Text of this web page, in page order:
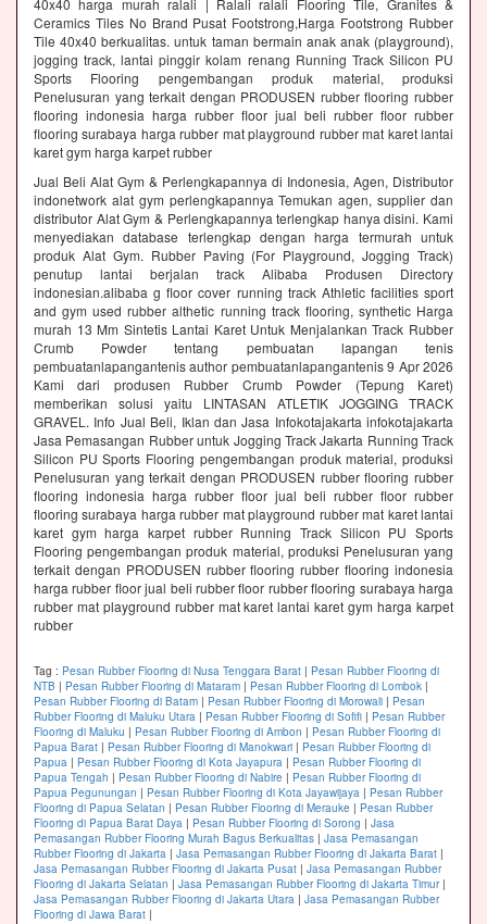
40x40 harga murah ralali | Ralali ralali Flooring Tile, Granites &
Ceramics Tiles No Brand Pusat Footstrong,Harga Footstrong Rubber
Tile 40x40 berkualitas. untuk taman bermain anak anak (playground),
jogging track, lantai pinggir kolam renang Running Track Silicon PU
Sports Flooring pengembangan produk material, produksi
Penelusuran yang terkait dengan PRODUSEN rubber flooring rubber
flooring indonesia harga rubber floor jual beli rubber floor rubber
flooring surabaya harga rubber mat playground rubber mat karet lantai
karet gym harga karpet rubber
Jual Beli Alat Gym & Perlengkapannya di Indonesia, Agen, Distributor
indonetwork alat gym perlengkapannya Temukan agen, supplier dan
distributor Alat Gym & Perlengkapannya terlengkap hanya disini. Kami
menyediakan database terlengkap dengan harga termurah untuk
produk Alat Gym. Rubber Paving (For Playground, Jogging Track)
penutup lantai berjalan track Alibaba Produsen Directory
indonesian.alibaba g floor cover running track Athletic facilities sport
and gym used rubber althetic running track flooring, synthetic Harga
murah 13 Mm Sintetis Lantai Karet Untuk Menjalankan Track Rubber
Crumb Powder tentang pembuatan lapangan tenis
pembuatanlapangantenis author pembuatanlapangantenis 9 Apr 2026
Kami dari produsen Rubber Crumb Powder (Tepung Karet)
memberikan solusi yaitu LINTASAN ATLETIK JOGGING TRACK
GRAVEL. Info Jual Beli, Iklan dan Jasa Infokotajakarta infokotajakarta
Jasa Pemasangan Rubber untuk Jogging Track Jakarta Running Track
Silicon PU Sports Flooring pengembangan produk material, produksi
Penelusuran yang terkait dengan PRODUSEN rubber flooring rubber
flooring indonesia harga rubber floor jual beli rubber floor rubber
flooring surabaya harga rubber mat playground rubber mat karet lantai
karet gym harga karpet rubber Running Track Silicon PU Sports
Flooring pengembangan produk material, produksi Penelusuran yang
terkait dengan PRODUSEN rubber flooring rubber flooring indonesia
harga rubber floor jual beli rubber floor rubber flooring surabaya harga
rubber mat playground rubber mat karet lantai karet gym harga karpet
rubber
Tag : Pesan Rubber Flooring di Nusa Tenggara Barat | Pesan Rubber Flooring di
NTB | Pesan Rubber Flooring di Mataram | Pesan Rubber Flooring di Lombok |
Pesan Rubber Flooring di Batam | Pesan Rubber Flooring di Morowali | Pesan
Rubber Flooring di Maluku Utara | Pesan Rubber Flooring di Sofifi | Pesan Rubber
Flooring di Maluku | Pesan Rubber Flooring di Ambon | Pesan Rubber Flooring di
Papua Barat | Pesan Rubber Flooring di Manokwari | Pesan Rubber Flooring di
Papua | Pesan Rubber Flooring di Kota Jayapura | Pesan Rubber Flooring di
Papua Tengah | Pesan Rubber Flooring di Nabire | Pesan Rubber Flooring di
Papua Pegunungan | Pesan Rubber Flooring di Kota Jayawijaya | Pesan Rubber
Flooring di Papua Selatan | Pesan Rubber Flooring di Merauke | Pesan Rubber
Flooring di Papua Barat Daya | Pesan Rubber Flooring di Sorong | Jasa
Pemasangan Rubber Flooring Murah Bagus Berkualitas | Jasa Pemasangan
Rubber Flooring di Jakarta | Jasa Pemasangan Rubber Flooring di Jakarta Barat |
Jasa Pemasangan Rubber Flooring di Jakarta Pusat | Jasa Pemasangan Rubber
Flooring di Jakarta Selatan | Jasa Pemasangan Rubber Flooring di Jakarta Timur|
Jasa Pemasangan Rubber Flooring di Jakarta Utara | Jasa Pemasangan Rubber
Flooring di Jawa Barat |